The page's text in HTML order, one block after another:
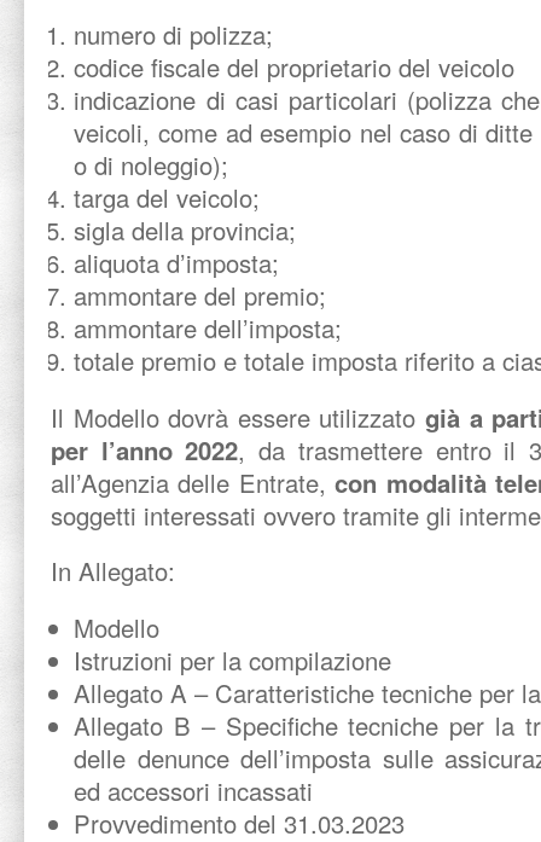
numero di polizza;
codice fiscale del proprietario del veicolo
indicazione di casi particolari (polizza
veicoli, come ad esempio nel caso di
o di noleggio);
targa del veicolo;
sigla della provincia;
aliquota d’imposta;
ammontare del premio;
ammontare dell’imposta;
totale premio e totale imposta riferito a
Il Modello dovrà essere utilizzato già a
per l’anno 2022, da trasmettere entro il
all’Agenzia delle Entrate,con modalità
soggetti interessati ovvero tramite gli
In Allegato:
Modello
Istruzioni per la compilazione
Allegato A – Caratteristiche tecniche per
Allegato B – Specifiche tecniche per la
delle denunce dell’imposta sulle
ed accessori incassati
Provvedimento del 31.03.2023